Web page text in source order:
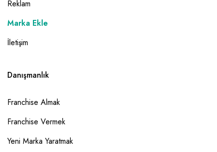
Reklam
Marka Ekle
İletişim
Danışmanlık
Franchise Almak
Franchise Vermek
Yeni Marka Yaratmak